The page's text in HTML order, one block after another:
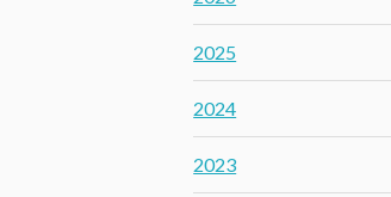
2025
2024
2023